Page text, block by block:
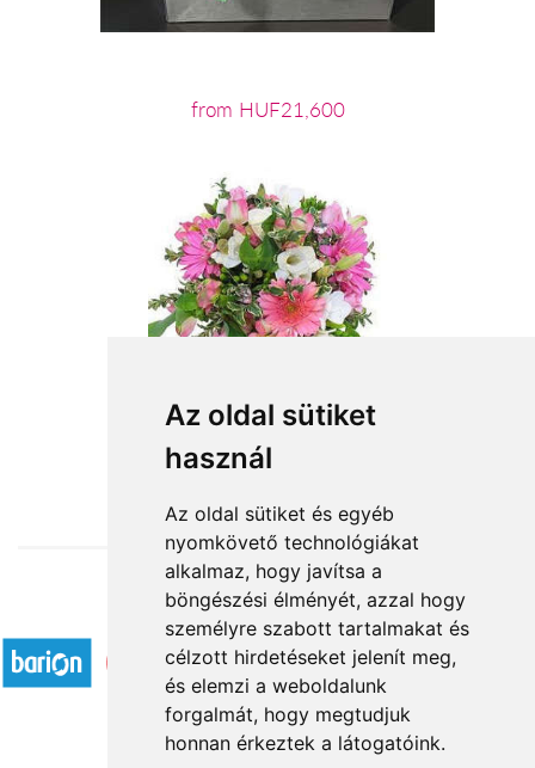
Az oldal sütiket
használ
Az oldal sütiket és egyéb
nyomkövető technológiákat
alkalmaz, hogy javítsa a
böngészési élményét, azzal hogy
személyre szabott tartalmakat és
célzott hirdetéseket jelenít meg,
és elemzi a weboldalunk
forgalmát, hogy megtudjuk
honnan érkeztek a látogatóink.
from HUF21,600
from HUF20,600
Accepted payment methods